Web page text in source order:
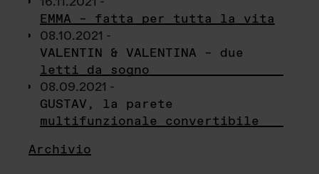
EMMA – fatta per tutta la vita
08.10.2021 -
VALENTIN & VALENTINA – due
letti da sogno
08.09.2021 -
GUSTAV, la parete
multifunzionale convertibile
Archivio